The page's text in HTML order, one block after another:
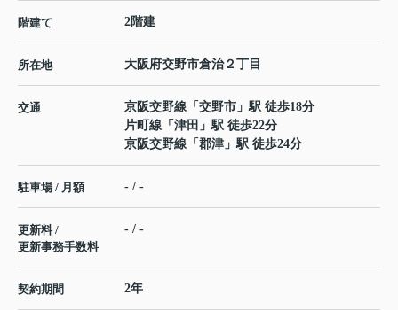
階建て 2階建
所在地 大阪府交野市倉治２丁目
交通 京阪交野線 「 交野市 」駅 徒歩18分
片町線 「 津田 」駅 徒歩22分
京阪交野線 「 郡津 」駅 徒歩24分
駐車場 / 月額 - / -
更新料 /
更新事務手数料
- / -
契約期間 2年